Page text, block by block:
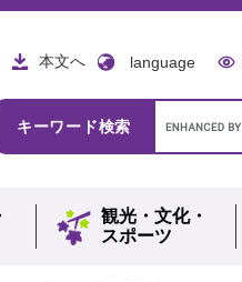
本文へ language
キーワード検索
カ
ス
検
索
観光・ 文化・
スポーツ